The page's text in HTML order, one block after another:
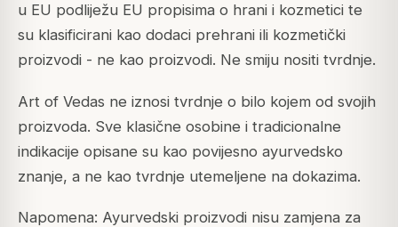
u EU podliježu EU propisima o hrani i kozmetici te
su klasificirani kao dodaci prehrani ili kozmetički
proizvodi - ne kao proizvodi. Ne smiju nositi tvrdnje.
Art of Vedas ne iznosi tvrdnje o bilo kojem od svojih
proizvoda. Sve klasične osobine i tradicionalne
indikacije opisane su kao povijesno ayurvedsko
znanje, a ne kao tvrdnje utemeljene na dokazima.
Napomena: Ayurvedski proizvodi nisu zamjena za